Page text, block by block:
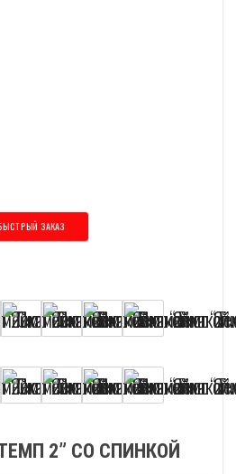
ЗАКАЗ
2” СО СПИНКОЙ